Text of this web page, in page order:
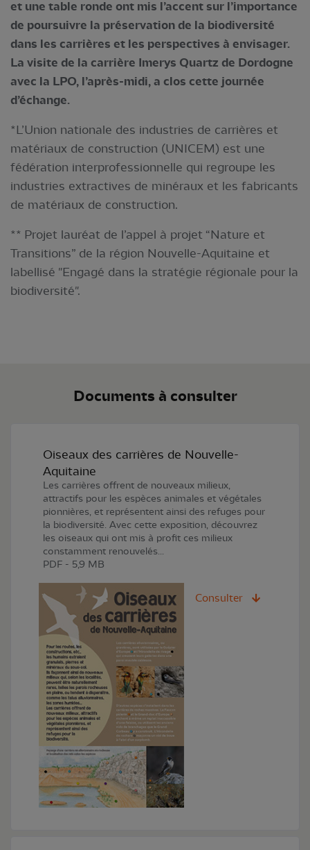
et une table ronde ont mis l’accent sur l’importance
de poursuivre la préservation de la biodiversité
dans les carrières et les perspectives à envisager.
La visite de la carrière Imerys Quartz de Dordogne
avec la LPO, l’après-midi, a clos cette journée
d’échange.
*L’Union nationale des industries de carrières et
matériaux de construction (UNICEM) est une
fédération interprofessionnelle qui regroupe les
industries extractives de minéraux et les fabricants
de matériaux de construction.
** Projet lauréat de l’appel à projet “Nature et
Transitions” de la région Nouvelle-Aquitaine et
labellisé "Engagé dans la stratégie régionale pour la
biodiversité".
Documents à consulter
Oiseaux des carrières de Nouvelle-
Aquitaine
Les carrières offrent de nouveaux milieux,
attractifs pour les espèces animales et végétales
pionnières, et représentent ainsi des refuges pour
la biodiversité. Avec cette exposition, découvrez
les oiseaux qui ont mis à profit ces milieux
constamment renouvelés...
PDF - 5,9 MB
Consulter